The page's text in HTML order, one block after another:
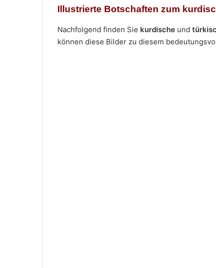
Illustrierte Botschaften zum
Nachfolgend finden Sie kurdische und
können diese Bilder zu diesem